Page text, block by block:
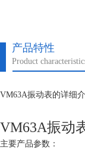
产品特性
Product
VM63A振动表的详细
VM63A振动
主要产品参数：